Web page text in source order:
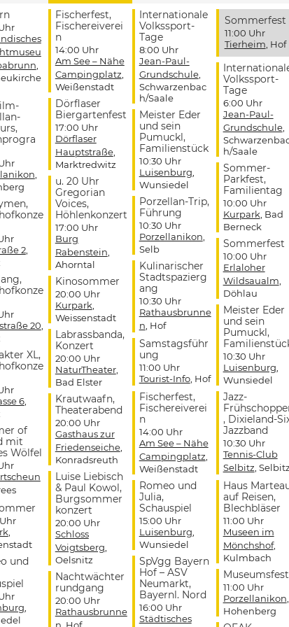
2,
20
XL,
6,
of
mit
Wölfel
und
Fischerfest,
Fischereiverei
n
14:00 Uhr
Am See – Nähe
Campingplatz
Weißenstadt
Dörflaser
Biergartenfest
17:00 Uhr
Dörflaser
Hauptstraße,
Marktredwitz
u. 20 Uhr
Gregorian
Voices,
Höhlenkonzert
17:00 Uhr
Burg
Rabenstein
Ahorntal
Kinosommer
20:00 Uhr
Kurpark
Weissenstadt
Labrassbanda,
Konzert
20:00 Uhr
NaturTheater,
Bad Elster
Krautwaafn,
Theaterabend
20:00 Uhr
Gasthaus zur
Friedenseiche,
Konradsreuth
Luise Liebisch
& Paul Kowol,
Burgsommer
konzert
20:00 Uhr
Schloss
Voigtsberg
Oelsnitz
Nachtwächter
rundgang
20:00 Uhr
Rathausbrunne
Internationale
Volkssport-
Tage
8:00 Uhr
Jean-Paul-
Grundschule,
Schwarzenbac
h/Saale
Meister Eder
und sein
Pumuckl,
Familienstück
10:30 Uhr
Luisenburg
Wunsiedel
Porzellan-Trip,
Führung
10:30 Uhr
Porzellanikon
Selb
Kulinarischer
Stadtspazierg
ang
10:30 Uhr
Rathausbrunne
n , Hof
Samstagsführ
ung
11:00 Uhr
Tourist-Info, Hof
Fischerfest,
Fischereiverei
n
14:00 Uhr
Am See – Nähe
Campingplatz
Weißenstadt
Romeo und
Julia,
Schauspiel
15:00 Uhr
Luisenburg
Wunsiedel
SpVgg Bayern
Hof – ASV
Neumarkt,
Bayernl. Nord
16:00 Uhr
Städtisches
Sommerfest
11:00 Uhr
Tierheim , Hof
Volkssport-
Tage
6:00 Uhr
Jean-Paul-
Grundschule,
h/Saale
Sommer-
Parkfest,
Familientag
10:00 Uhr
Kurpark , Bad
Berneck
Sommerfest
10:00 Uhr
Erlaloher
Wildsaualm
Döhlau
Meister Eder
und sein
Pumuckl,
10:30 Uhr
Luisenburg
Wunsiedel
Jazz-
, Dixieland-
Jazzband
10:30 Uhr
Tennis-Club
Selbitz ,
Haus
auf Reisen,
Blechbläser
11:00 Uhr
Museen im
Mönchshof,
Kulmbach
Museumsfest
11:00 Uhr
Porzellanikon
Hohenberg